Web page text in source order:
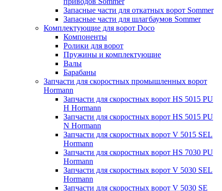
Запасные части для откатных ворот Sommer
Запасные части для шлагбаумов Sommer
Комплектующие для ворот Doco
Компоненты
Ролики для ворот
Пружины и комплектующие
Валы
Барабаны
Запчасти для скоростных промышленных ворот
Hormann
Запчасти для скоростных ворот HS 5015 PU
H Hormann
Запчасти для скоростных ворот HS 5015 PU
N Hormann
Запчасти для скоростных ворот V 5015 SEL
Hormann
Запчасти для скоростных ворот HS 7030 PU
Hormann
Запчасти для скоростных ворот V 5030 SEL
Hormann
Запчасти для скоростных ворот V 5030 SE